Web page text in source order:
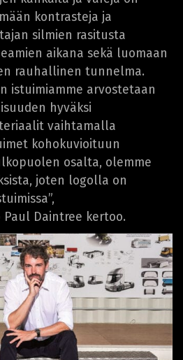
kontrasteja ja
silmien rasitusta
aikana sekä luomaan
rauhallinen tunnelma.
istuimiamme arvostetaan
hyväksi
vaihtamalla
kohokuvioituun
osalta, olemme
joten logolla on
Daintree kertoo.